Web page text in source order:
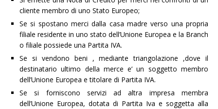
cliente membro di uno Stato Europeo;
Se si spostano merci dalla casa madre verso una propria
filiale residente in uno stato dell’Unione Europea e la Branch
o filiale possiede una Partita IVA.
Se si vendono beni , mediante triangolazione ,dove il
destinatario ultimo della merce e’ un soggetto membro
dell’Unione Europea e titolare di Partita IVA.
Se si forniscono servizi ad altra impresa membra
dell’Unione Europea, dotata di Partita Iva e soggetta alla